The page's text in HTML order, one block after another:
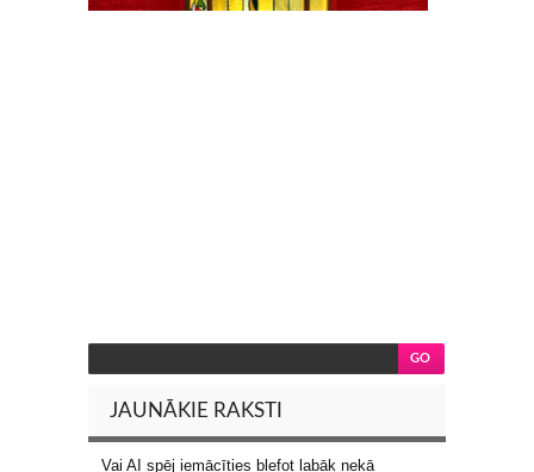
JAUNĀKIE RAKSTI
Vai AI spēj iemācīties blefot labāk nekā